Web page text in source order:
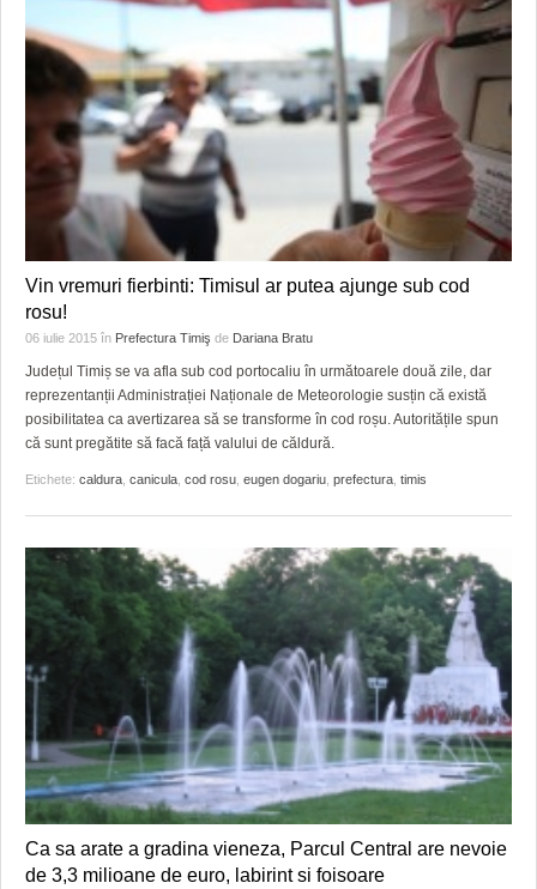
Vin vremuri fierbinti: Timisul ar putea ajunge sub cod
rosu!
06 iulie 2015 în Prefectura Timiş de Dariana Bratu
Județul Timiș se va afla sub cod portocaliu în următoarele două zile, dar
reprezentanții Administrației Naționale de Meteorologie susțin că există
posibilitatea ca avertizarea să se transforme în cod roșu. Autoritățile spun
că sunt pregătite să facă față valului de căldură.
Etichete: caldura, canicula, cod rosu, eugen dogariu, prefectura, timis
Ca sa arate a gradina vieneza, Parcul Central are nevoie
de 3,3 milioane de euro, labirint si foisoare